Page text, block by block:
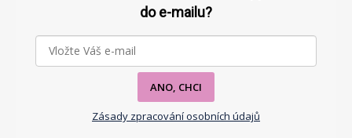
do e-mailu?
ANO, CHCI
Zásady zpracování osobních údajů